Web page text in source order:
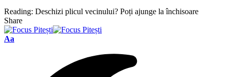
Reading: Deschizi plicul vecinului? Poți ajunge la închisoare
Share
Font
Aa